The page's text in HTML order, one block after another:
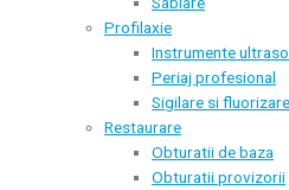
Profilaxie
Instrumente
Periaj profesional
Sigilare si fluorizare
Restaurare
Obturatii de baza
Obturatii provizorii